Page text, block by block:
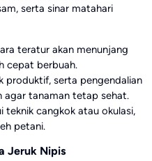
serta sinar matahari
teratur akan menunjang
cepat berbuah.
produktif, serta pengendalian
agar tanaman tetap sehat.
teknik cangkok atau okulasi,
petani.
Jeruk Nipis